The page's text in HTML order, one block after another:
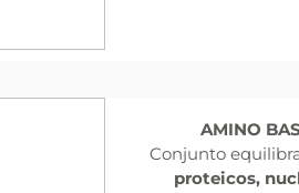
AMINO
Conjunto
proteicos,